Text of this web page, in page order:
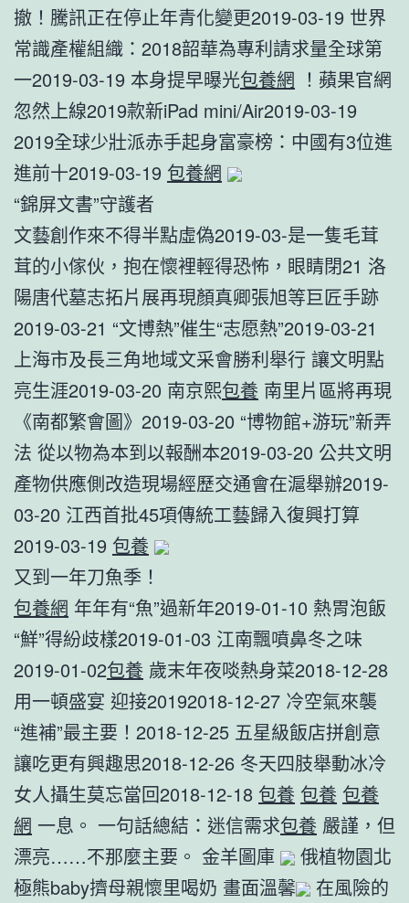
撤！騰訊正在停止年青化變更2019-03-19 ​世界
常識產權組織：2018韶華為專利請求量全球第
一2019-03-19 本身提早曝光包養網 ！蘋果官網
忽然上線2019款新iPad mini/Air2019-03-19
2019全球少壯派赤手起身富豪榜：中國有3位進
進前十2019-03-19 包養網
“錦屏文書”守護者
文藝創作來不得半點虛偽2019-03-是一隻毛茸
茸的小傢伙，抱在懷裡輕得恐怖，眼睛閉21 洛
陽唐代墓志拓片展再現顏真卿張旭等巨匠手跡
2019-03-21 “文博熱”催生“志愿熱”2019-03-21
上海市及長三角地域文采會勝利舉行 讓文明點
亮生涯2019-03-20 南京熙包養 南里片區將再現
《南都繁會圖》2019-03-20 “博物館+游玩”新弄
法 從以物為本到以報酬本2019-03-20 公共文明
產物供應側改造現場經歷交通會在滬舉辦2019-
03-20 江西首批45項傳統工藝歸入復興打算
2019-03-19 包養
又到一年刀魚季！
包養網 年年有“魚”過新年2019-01-10 熱胃泡飯
“鮮”得紛歧樣2019-01-03 江南飄噴鼻冬之味
2019-01-02包養 歲末年夜啖熱身菜2018-12-28
用一頓盛宴 迎接20192018-12-27 冷空氣來襲
“進補”最主要！2018-12-25 五星級飯店拼創意
讓吃更有興趣思2018-12-26 冬天四肢舉動冰冷
女人攝生莫忘當回2018-12-18 包養 包養 包養
網 一息。 一句話總結：迷信需求包養 嚴謹，但
漂亮……不那麼主要。 金羊圖庫
俄植物園北
極熊baby擠母親懷里喝奶 畫面溫馨
在風險的